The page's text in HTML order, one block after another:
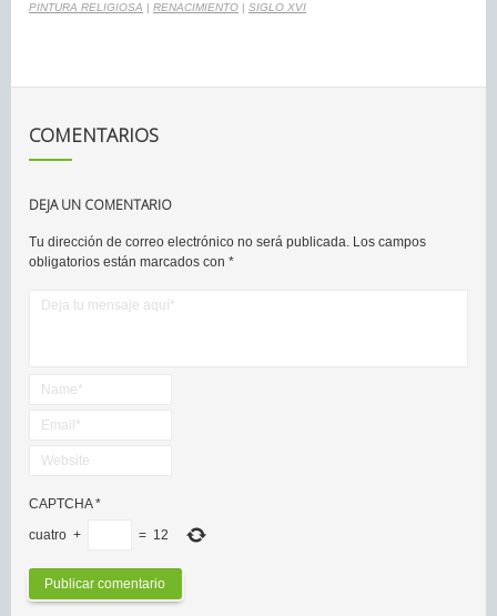
PINTURA RELIGIOSA | RENACIMIENTO | SIGLO XVI
COMENTARIOS
DEJA UN COMENTARIO
Tu dirección de correo electrónico no será publicada. Los campos
obligatorios están marcados con *
CAPTCHA*
cuatro + = 12